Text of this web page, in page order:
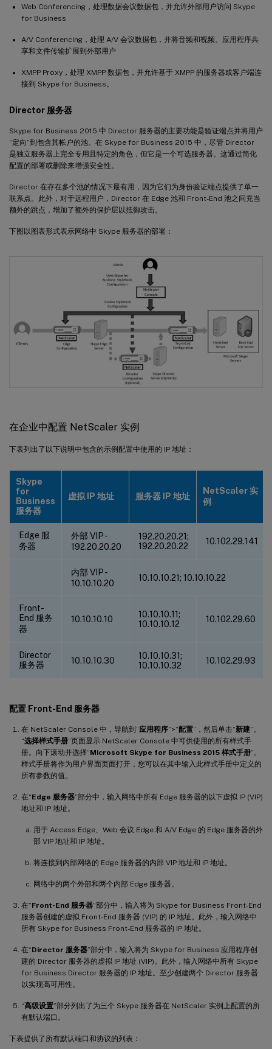
Web Conferencing，处理数据会议数据包，并允许外部用户访问 Skype
for Business
A/V Conferencing，处理 A/V 会议数据包，并将音频和视频、应用程序共
享和文件传输扩展到外部用户
XMPP Proxy，处理 XMPP 数据包，并允许基于 XMPP 的服务器或客户端连
接到 Skype for Business。
Director 服务器
Skype for Business 2015 中 Director 服务器的主要功能是验证端点并将用户
“定向”到包含其帐户的池。在 Skype for Business 2015 中，尽管 Director
是独立服务器上完全专用且特定的角色，但它是一个可选服务器。这通过简化
配置的部署或删除来增强安全性。
Director 在存在多个池的情况下最有用，因为它们为身份验证端点提供了单一
联系点。此外，对于远程用户，Director 在 Edge 池和 Front-End 池之间充当
额外的跳点，增加了额外的保护层以抵御攻击。
下图以图表形式表示网络中 Skype 服务器的部署：
在企业中配置 NetScaler 实例
下表列出了以下说明中包含的示例配置中使用的 IP 地址：
Skype
for
Business
服务器
虚拟 IP 地址 服务器 IP 地址
NetScaler 实
例
Edge 服
务器
外部 VIP -
192.20.20.20
192.20.20.21;
192.20.20.22
10.102.29.141
内部 VIP -
10.10.10.20
10.10.10.21; 10.10.10.22
Front-
End 服务
器
10.10.10.10
10.10.10.11;
10.10.10.12
10.102.29.60
Director
服务器
10.10.10.30
10.10.10.31;
10.10.10.32
10.102.29.93
配置 Front-End 服务器
在 NetScaler Console 中，导航到“应用程序”>“配置”，然后单击“新建”。
“选择样式手册”页面显示 NetScaler Console 中可供使用的所有样式手
册。向下滚动并选择“Microsoft Skype for Business 2015 样式手册”。
样式手册将作为用户界面页面打开，您可以在其中输入此样式手册中定义的
所有参数的值。
在“Edge 服务器”部分中，输入网络中所有 Edge 服务器的以下虚拟 IP (VIP)
地址和 IP 地址。
用于 Access Edge、Web 会议 Edge 和 A/V Edge 的 Edge 服务器的外
部 VIP 地址和 IP 地址。
将连接到内部网络的 Edge 服务器的内部 VIP 地址和 IP 地址。
网络中的两个外部和两个内部 Edge 服务器。
在“Front-End 服务器”部分中，输入将为 Skype for Business Front-End
服务器创建的虚拟 Front-End 服务器 (VIP) 的 IP 地址。此外，输入网络中
所有 Skype for Business Front-End 服务器的 IP 地址。
在“Director 服务器”部分中，输入将为 Skype for Business 应用程序创
建的 Director 服务器的虚拟 IP 地址 (VIP)。此外，输入网络中所有 Skype
for Business Director 服务器的 IP 地址。至少创建两个 Director 服务器
以实现高可用性。
“高级设置”部分列出了为三个 Skype 服务器在 NetScaler 实例上配置的所
有默认端口。
下表提供了所有默认端口和协议的列表：